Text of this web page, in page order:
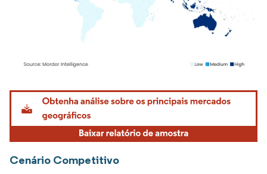
Imagem © Mordor Intelligence. O reuso requer atribuição conforme CC BY 4.0.
Cenário Competitivo